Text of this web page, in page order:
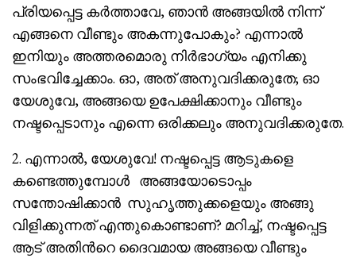
പ്രിയപ്പെട്ട കർത്താവേ, ഞാൻ അങ്ങയിൽ നിന്ന്
എങ്ങനെ വീണ്ടും അകന്നുപോകും? എന്നാൽ
ഇനിയും അത്തരമൊരു നിർഭാഗ്യം എനിക്കു
സംഭവിച്ചേക്കാം. ഓ, അത് അനുവദിക്കരുതേ; ഓ
യേശുവേ, അങ്ങയെ ഉപേക്ഷിക്കാനും വീണ്ടും
നഷ്ടപ്പെടാനും എന്നെ ഒരിക്കലും അനുവദിക്കരുതേ.
2. എന്നാൽ, യേശുവേ! നഷ്ടപ്പെട്ട ആടുകളെ
കണ്ടെത്തുമ്പോൾ അങ്ങയോടൊപ്പം
സന്തോഷിക്കാൻ സുഹൃത്തുക്കളെയും അങ്ങു
വിളിക്കുന്നത് എന്തുകൊണ്ടാണ്? മറിച്ച്, നഷ്ടപ്പെട്ട
ആട് അതിൻറെ ദൈവമായ അങ്ങയെ വീണ്ടും